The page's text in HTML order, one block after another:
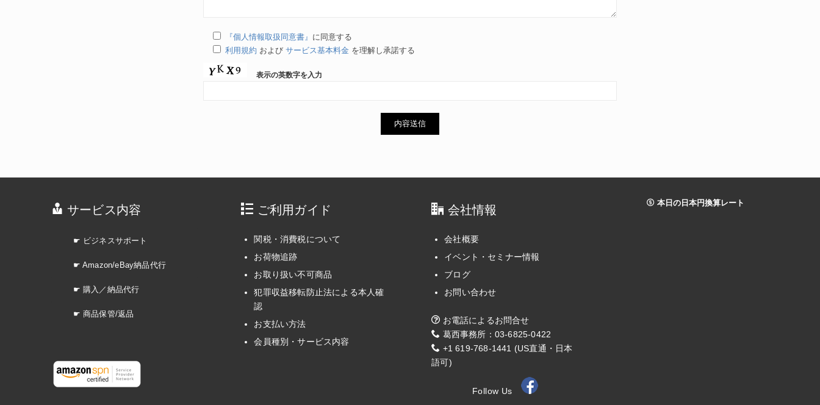
『個人情報取扱同意書』 に同意する
利用規約 およびサービス基本料金 を理解し承諾する
表示の英数字を入力
サービス内容
☛ ビジネスサポート
☛ Amazon/eBay納品代行
☛ 購入／納品代行
☛ 商品保管/返品
ご利用ガイド
関税・消費税について
お荷物追跡
お取り扱い不可商品
犯罪収益移転防止法による本人確
認
お支払い方法
会員種別・サービス内容
会社情報
会社概要
イベント・セミナー情報
ブログ
お問い合わせ
お電話によるお問合せ
葛西事務所：03-6825-0422
+1 619-768-1441 (US直通・日本
語可)
Follow Us
本日の日本円換算レート